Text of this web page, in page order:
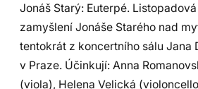
Jonáš Starý: Euterpé.
zamyšlení Jonáše Starého nad
tentokrát z koncertního sálu Jana
v Praze. Účinkují: Anna
(viola), Helena Velická